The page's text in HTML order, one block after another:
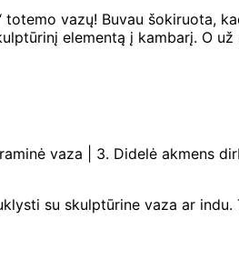
totemo vazų! Buvau
elementą į kambarį. O
vaza | 3. Didelė akmens
su skulptūrine vaza ar indu.